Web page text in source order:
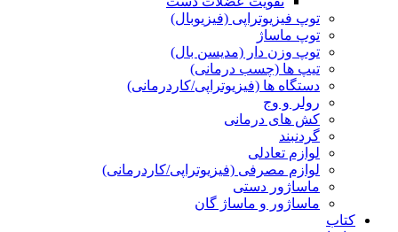
توپ فیزیوتراپی (فیزیوبال)
توپ ماساژ
توپ وزن دار (مدیسن بال)
تیپ ها (چسب درمانی)
دستگاه ها (فیزیوتراپی/کاردرمانی)
رولر و وج
کش های درمانی
گردنبند
لوازم تعادلی
لوازم مصرفی (فیزیوتراپی/کاردرمانی)
ماساژور دستی
ماساژور و ماساژ گان
کتاب